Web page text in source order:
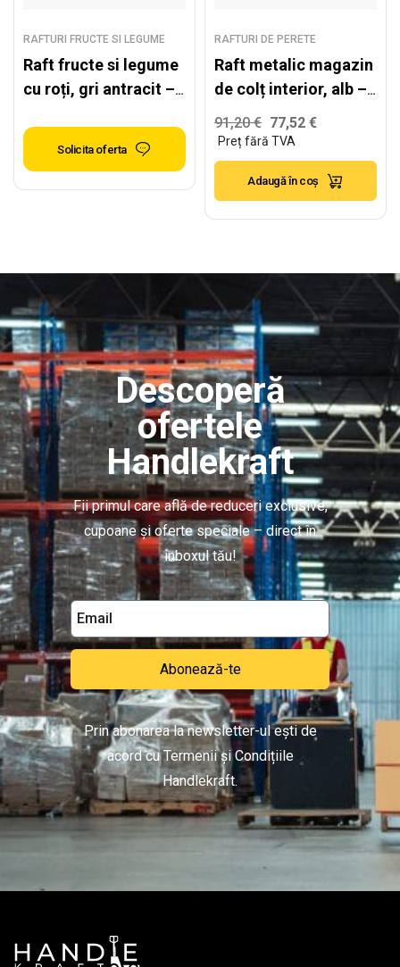
RAFTURI FRUCTE SI LEGUME
Raft fructe si legume
cu roți, gri antracit –
L:1290mm x
W:1680mm
Solicita oferta
RAFTURI DE PERETE
Raft metalic magazin
de colț interior, alb –
H:2240mm x
L:1000mm x
W:500mm, RAL 9016
91,20€ 77,52 €
Adaugă în coș
Descoperă
ofertele
Handlekraft
Fii primul care află de reduceri exclusive,
cupoane și oferte speciale – direct în
inboxul tău!
Abonează-te
Prin abonarea la newsletter-ul ești de
acord cu Termenii și Condițiile
Handlekraft.